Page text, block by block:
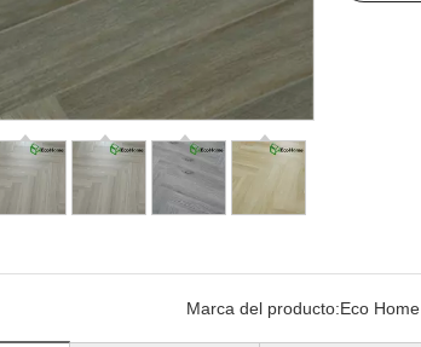
Marca del producto:Eco Home